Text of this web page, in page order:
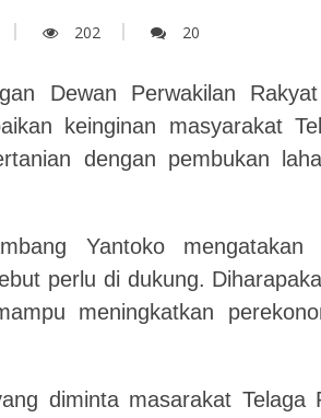
202 20
Dewan Perwakilan
keinginan masyarakat
dengan pembukan
Yantoko mengatakan
perlu di dukung.
meningkatkan
diminta masarakat Telaga